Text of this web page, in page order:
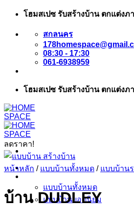
ข้าม
โฮมสเปซ รับสร้างบ้าน ตกแต่งภ
สกลนคร
08:30 - 17:30
061-6938959
โฮมสเปซ รับสร้างบ้าน ตกแต่งภ
หน้าแรก
แบบบ้านทั้งหมด
แบบบ้านยอดนิยม
ลดราคา!
หน้าหลัก / แบบบ้านทั้งหมด / แบบบ้าน
บ้าน DUDLEY